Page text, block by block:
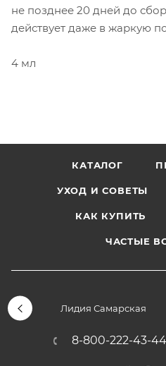
не позднее 20 дней до
действует даже в жаркую
4 мл
КАТАЛОГ
УХОД И СОВЕТЫ
КАК КУПИТЬ
ЧАСТЫЕ
Лидия Самарская
8-800-222-43-44